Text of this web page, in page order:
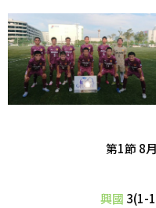
第1節 8
興國 3(1-